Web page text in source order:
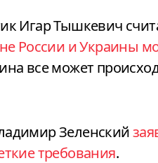
Игар Тышкевич
России и Украины
все может
Зеленский
требования.